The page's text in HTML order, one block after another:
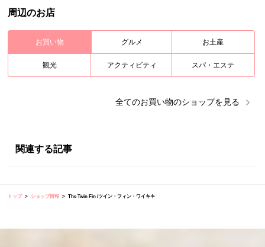
周辺のお店
お買い物 グルメ お土産
観光 アクティビティ スパ・エステ
全てのお買い物のショップを見る
関連する記事
トップ ショップ情報 The Twin Fin /ツイン・フィン・ワイキキ